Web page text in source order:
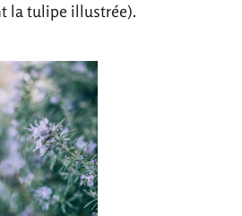
la tulipe illustrée).